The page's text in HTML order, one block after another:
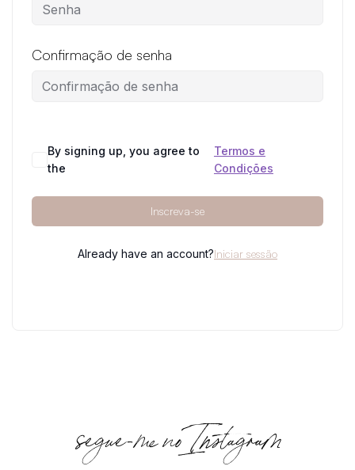
Confirmação de senha
By signing up, you agree to
the
Termos e
Condições
Inscreva-se
Already have an account?Iniciar sessão
segue-me no Instagram